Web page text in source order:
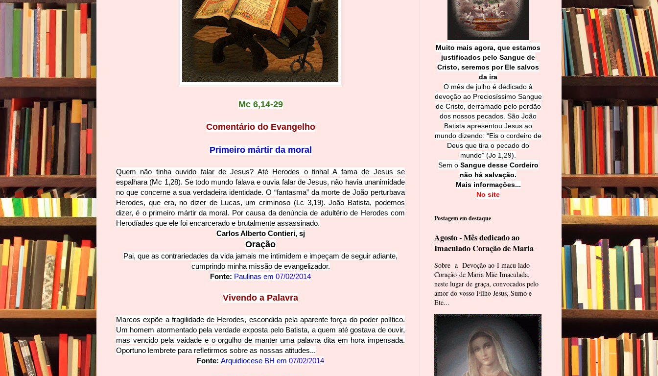
Mc 6,14-29
Comentário do Evangelho
Primeiro mártir da moral
Quem não tinha ouvido falar de Jesus? Até Herodes o tinha! A fama de Jesus se
espalhara (Mc 1,28). Se todo mundo falava e ouvia falar de Jesus, não havia unanimidade
no que concerne a sua verdadeira identidade. O “fantasma” da morte de João perturbava
Herodes, que era, no dizer de Lucas, um criminoso (Lc 3,19). João Batista, podemos
dizer, é o primeiro mártir da moral. Por causa da denúncia de adultério de Herodes com
Herodíades que ele foi encarcerado e brutalmente assassinado.
Carlos Alberto Contieri, sj
Oração
Pai, que as contrariedades da vida jamais me intimidem e impeçam de seguir adiante,
cumprindo minha missão de evangelizador.
Fonte: Paulinas em 07/02/2014
Vivendo a Palavra
Marcos expõe a fragilidade de Herodes, escondida pela aparente força do poder político.
Um homem atormentado pela verdade exposta pelo Batista, a quem até gostava de ouvir,
mas vencido pela vaidade e o orgulho de manter uma palavra dita em hora impensada.
Oportuno lembrete para refletirmos sobre as nossas atitudes...
Fonte: Arquidiocese BH em 07/02/2014
Muito mais agora, que estamos
justificados pelo Sangue de
Cristo, seremos por Ele salvos
da ira
O mês de julho é dedicado à
devoção ao Preciosíssimo Sangue
de Cristo, derramado pelo perdão
dos nossos pecados. São João
Batista apresentou Jesus ao
mundo dizendo: “Eis o cordeiro de
Deus que tira o pecado do
mundo” (Jo 1,29).
Sem o Sangue desse Cordeiro
não há salvação.
Mais informações...
No site
Postagem em destaque
Agosto - Mês dedicado ao
Imaculado Coração de Maria
Sobre a Devoção ao I macu lado
Coração de Maria Mãe Imaculada,
neste lugar de graça, convocados pelo
amor do vosso Filho Jesus, Sumo e
Ete...